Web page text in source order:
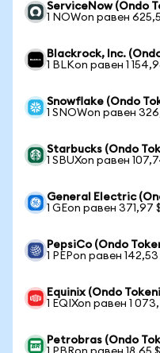
ServiceNow (Ondo
1 NOWon равен
Blackrock, Inc.
1 BLKon равен 1
Snowflake (Ondo
1 SNOWon равен
Starbucks (Ondo
1 SBUXon равен
General Electric
1 GEon равен 371,97
PepsiCo (Ondo
1 PEPon равен 142,53
Equinix (Ondo
1 EQIXon равен 1
Petrobras (Ondo